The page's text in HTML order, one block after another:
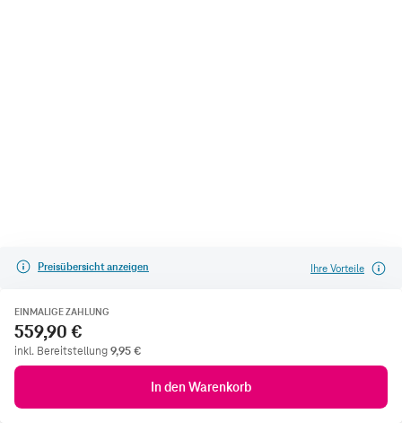
Preisübersicht anzeigen Ihre Vorteile
EINMALIGE ZAHLUNG
559,90 €
inkl. Bereitstellung9,95€
In den Warenkorb